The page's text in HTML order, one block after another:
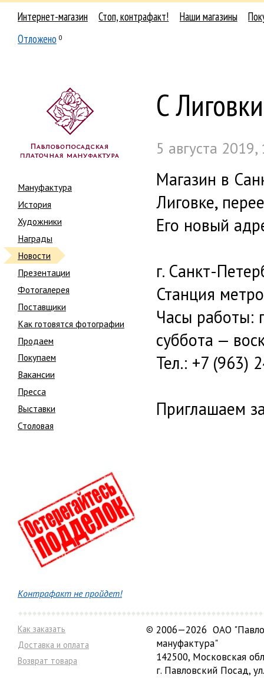
Интернет-магазин Стоп, контрафакт! Наши магазины
Отложено 0
Мануфактура
История
Художники
Награды
Новости
Презентации
Фотогалерея
Поставщики
Как готовятся фотографии
Продаем
Покупаем
Вакансии
Пресса
Выставки
Столовая
Контрафакт не пройдет!
С
5 августа 2019,
Магазин в
Лиговке,
Его новый
г. Санкт-
Станция
Часы работы:
суббота —
Тел.: +7 (963)
Приглашаем
Как заказать
Доставка и оплата
Возврат товара
© 2006—2026 ОАО
мануфактура"
142500, Московская
г. Павловский Посад,